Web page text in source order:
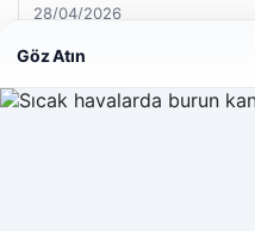
28/04/2026
Web sitemizi nasıl
deneyiminizi kişiselleştirmek
Göz Atın